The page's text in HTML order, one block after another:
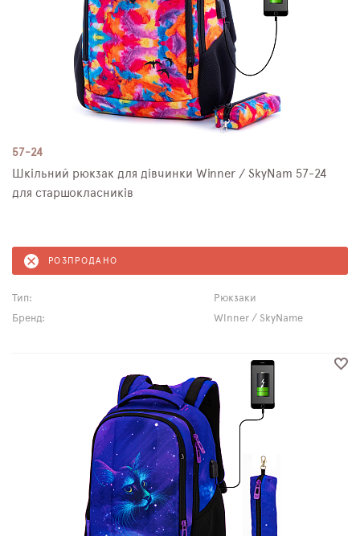
57-24
Шкільний рюкзак для дівчинки Winner / SkyNam 57-24
для старшокласників
РОЗПРОДАНО
Тип:
Рюкзаки
Бренд:
Winner / SkyName